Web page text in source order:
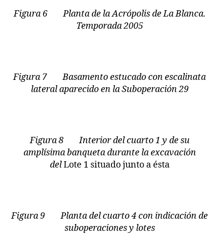
Figura 6 Planta de la Acrópolis de La Blanca.
Temporada 2005
Figura 7 Basamento estucado con escalinata
lateral aparecido en la Suboperación 29
Figura 8 Interior del cuarto 1 y de su
amplísima banqueta durante la excavación
delLote 1 situado junto a ésta
Figura 9 Planta del cuarto 4 con indicación de
suboperaciones y lotes